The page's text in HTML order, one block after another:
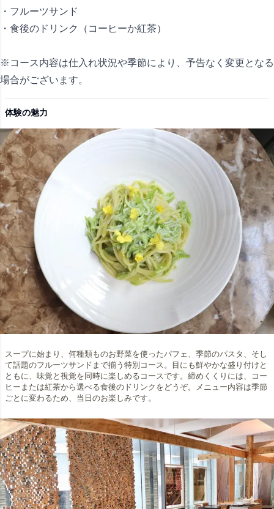
・フルーツサンド
・食後のドリンク（コーヒーか紅茶）
※コース内容は仕入れ状況や季節により、予告なく変更となる
場合がございます。
体験の魅力
スープに始まり、何種類ものお野菜を使ったパフェ、季節のパスタ、そし
て話題のフルーツサンドまで揃う特別コース。目にも鮮やかな盛り付けと
ともに、味覚と視覚を同時に楽しめるコースです。締めくくりには、コー
ヒーまたは紅茶から選べる食後のドリンクをどうぞ。メニュー内容は季節
ごとに変わるため、当日のお楽しみです。